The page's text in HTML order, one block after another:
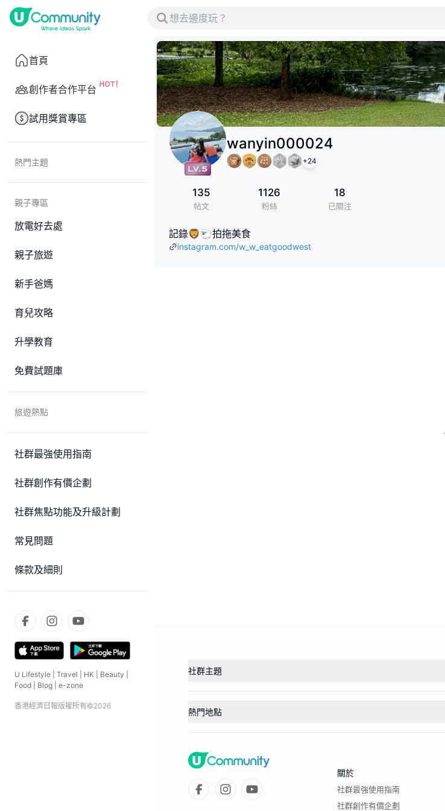
首頁
創作者合作平台
試用獎賞專區
熱門主題
親子專區
放電好去處
親子旅遊
新手爸媽
育兒攻略
升學教育
免費試題庫
旅遊熱點
社群最強使用指南
社群創作有價企劃
社群焦點功能及升級計劃
常見問題
條款及細則
U Lifestyle Travel HK Beauty
Food
Blog e-zone
香港經濟日報版權所有©2026
wanyin000024
+24
135
帖文
1126
粉絲
18
已關注
記錄🦁🐑拍拖美食
instagram.com/w_w_eatgoodwest
社群主題
熱門地點
關於
社群最強使用指南
社群創作有價企劃